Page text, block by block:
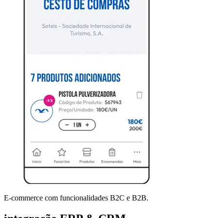
E-commerce com funcionalidades B2C e B2B.